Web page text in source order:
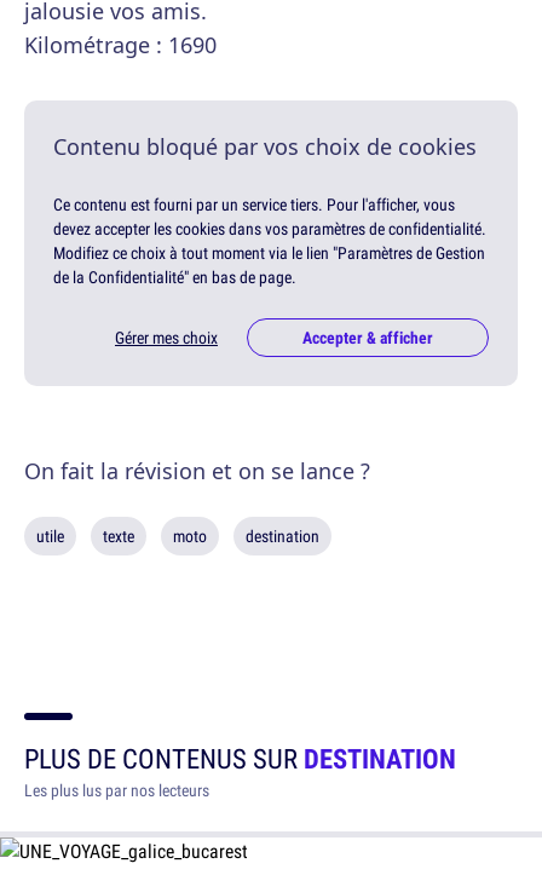
jalousie vos amis.
Kilométrage : 1690
Contenu bloqué par vos choix de cookies
Ce contenu est fourni par un service tiers. Pour l'afficher, vous
devez accepter les cookies dans vos paramètres de confidentialité.
Modifiez ce choix à tout moment via le lien "Paramètres de Gestion
de la Confidentialité" en bas de page.
Gérer mes choix Accepter & afficher
On fait la révision et on se lance ?
utile texte moto destination
PLUS DE CONTENUS SURDESTINATION
Les plus lus par nos lecteurs